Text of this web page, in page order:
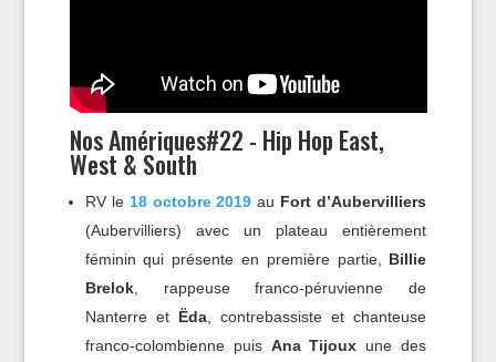
Nos Amériques#22 - Hip Hop East,
West & South
RV le 18 octobre 2019 au Fort d’Aubervilliers
(Aubervilliers) avec un plateau entièrement
féminin qui présente en première partie, Billie
Brelok, rappeuse franco-péruvienne de
Nanterre et Ëda, contrebassiste et chanteuse
franco-colombienne puis Ana Tijoux une des